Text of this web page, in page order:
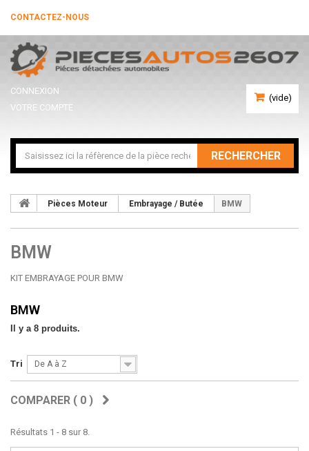
CONTACTEZ-NOUS
(vide)
CONNEXION
VOTRE COMPTE
RECHERCHER
Pièces Moteur Embrayage / Butée BMW
BMW
KIT EMBRAYAGE POUR BMW
BMW
Il y a 8 produits.
Tri De A à Z
COMPARER ( 0 )
Résultats 1 - 8 sur 8.